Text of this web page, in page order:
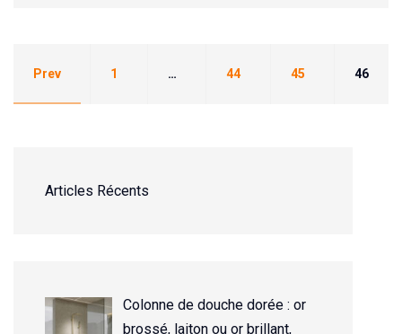
Articles Récents
Colonne de douche dorée : or
brossé, laiton ou or brillant,
Prev 1 … 44 45 46